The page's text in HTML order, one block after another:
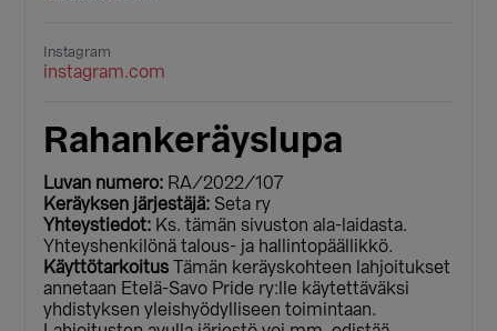
Instagram
instagram.com
Rahankeräyslupa
Luvan numero: RA/2022/107
Keräyksen järjestäjä: Seta ry
Yhteystiedot: Ks. tämän sivuston ala-laidasta.
Yhteyshenkilönä talous- ja hallintopäällikkö.
Käyttötarkoitus Tämän keräyskohteen lahjoitukset
annetaan Etelä-Savo Pride ry:lle käytettäväksi
yhdistyksen yleishyödylliseen toimintaan.